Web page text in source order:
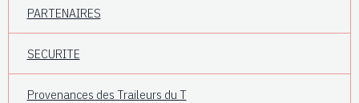
PARTENAIRES
SECURITE
Provenances des Traileurs du T